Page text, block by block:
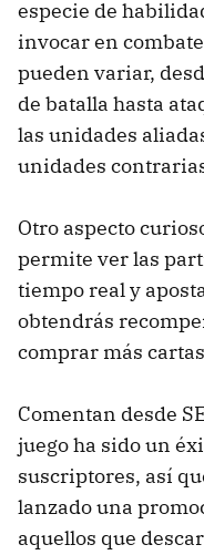
especie de
invocar en
pueden variar,
de batalla hasta
las unidades
unidades
Otro aspecto
permite ver las
tiempo real y
obtendrás
comprar más
Comentan desde
juego ha sido un
suscriptores, así
lanzado una
aquellos que